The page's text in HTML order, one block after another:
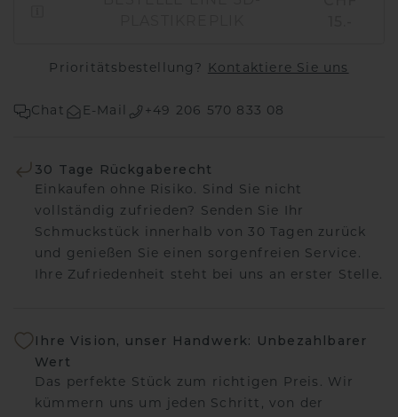
Prioritätsbestellung? Kontaktiere Sie uns
Chat E-Mail +49 206 570 833 08
30 Tage Rückgaberecht
Einkaufen ohne Risiko. Sind Sie nicht
vollständig zufrieden? Senden Sie Ihr
Schmuckstück innerhalb von 30 Tagen zurück
und genießen Sie einen sorgenfreien Service.
Ihre Zufriedenheit steht bei uns an erster Stelle.
Ihre Vision, unser Handwerk: Unbezahlbarer
Wert
Das perfekte Stück zum richtigen Preis. Wir
kümmern uns um jeden Schritt, von der